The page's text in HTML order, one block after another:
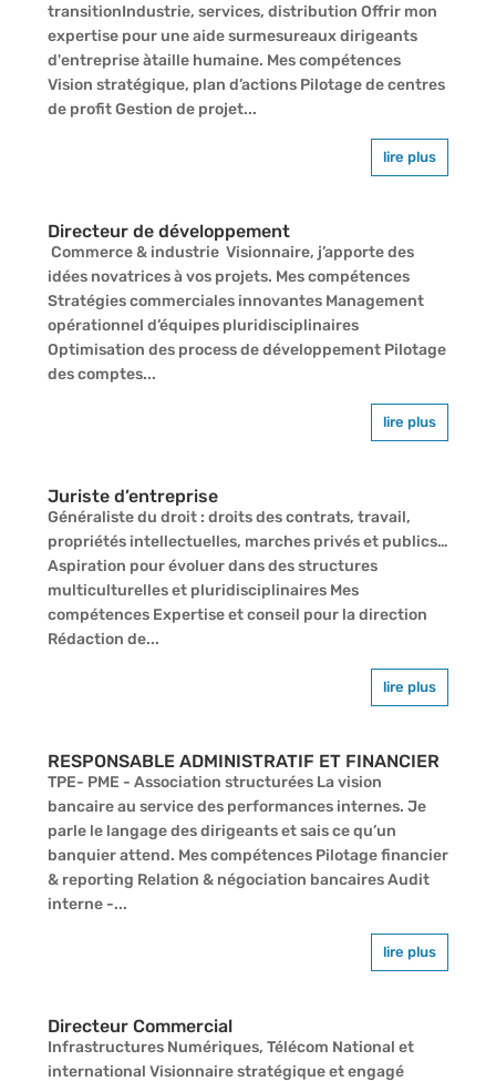
transitionIndustrie, services, distribution Offrir mon
expertise pour une aide surmesureaux dirigeants
d'entreprise àtaille humaine. Mes compétences
Vision stratégique, plan d’actions Pilotage de centres
de profit Gestion de projet...
lire plus
Directeur de développement
Commerce & industrie Visionnaire, j’apporte des
idées novatrices à vos projets. Mes compétences
Stratégies commerciales innovantes Management
opérationnel d’équipes pluridisciplinaires
Optimisation des process de développement Pilotage
des comptes...
lire plus
Juriste d’entreprise
Généraliste du droit : droits des contrats, travail,
propriétés intellectuelles, marches privés et publics…
Aspiration pour évoluer dans des structures
multiculturelles et pluridisciplinaires Mes
compétences Expertise et conseil pour la direction
Rédaction de...
lire plus
RESPONSABLE ADMINISTRATIF ET FINANCIER
TPE- PME - Association structurées La vision
bancaire au service des performances internes. Je
parle le langage des dirigeants et sais ce qu’un
banquier attend. Mes compétences Pilotage financier
& reporting Relation & négociation bancaires Audit
interne -...
lire plus
Directeur Commercial
Infrastructures Numériques, Télécom National et
international Visionnaire stratégique et engagé